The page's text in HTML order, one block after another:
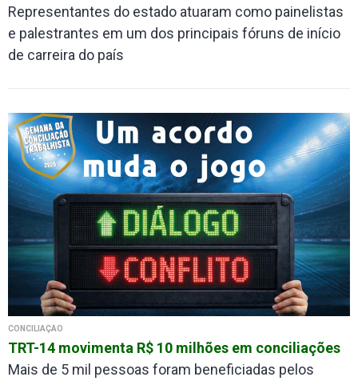
Representantes do estado atuaram como painelistas
e palestrantes em um dos principais fóruns de início
de carreira do país
CONCILIAÇÃO
TRT-14 movimenta R$ 10 milhões em conciliações
Mais de 5 mil pessoas foram beneficiadas pelos